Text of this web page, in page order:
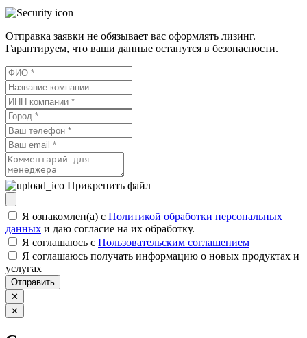
Отправка заявки не обязывает вас оформлять лизинг.
Гарантируем, что ваши данные останутся в безопасности.
Прикрепить файл
Я ознакомлен(а) с Политикой обработки персональных
данных и даю согласие на их обработку.
Я соглашаюсь c Пользовательским соглашением
Я соглашаюсь получать информацию о новых продуктах и
услугах
Отправить
✕
✕